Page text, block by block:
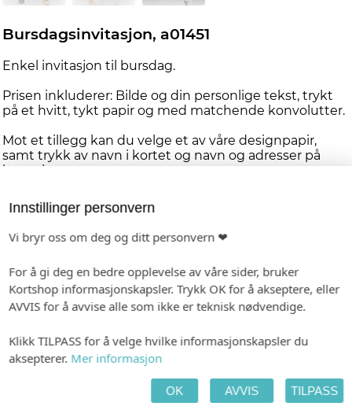
Bursdagsinvitasjon, a01451
Enkel invitasjon til bursdag.
Prisen inkluderer: Bilde og din personlige tekst, trykt
på et hvitt, tykt papir og med matchende konvolutter.
Mot et tillegg kan du velge et av våre designpapir,
samt trykk av navn i kortet og navn og adresser på
konvolutten.
INDIVIDUALISERING
PAPIR
Hvitt, bestrøket
Innstillinger personvern
Vi bryr oss om deg og ditt personvern ❤
For å gi deg en bedre opplevelse av våre sider, bruker
Kortshop informasjonskapsler. Trykk OK for å akseptere, eller
AVVIS for å avvise alle som ikke er teknisk nødvendige.
Klikk TILPASS for å velge hvilke informasjonskapsler du
aksepterer. Mer informasjon
OK AVVIS TILPASS